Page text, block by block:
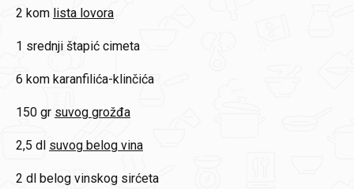
2 kom lista lovora
1 srednji štapić cimeta
6 kom karanfilića-klinčića
150 gr suvog grožđa
2,5 dl suvog belog vina
2 dl belog vinskog sirćeta